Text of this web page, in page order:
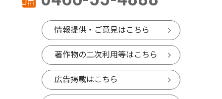
情報提供・ご意見はこちら
著作物の二次利用等はこちら
広告掲載はこちら